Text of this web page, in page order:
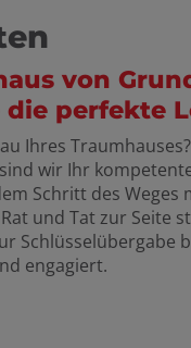
von
die perfekte
Ihres
wir Ihr
Schritt des Weges
und Tat zur Seite
Schlüsselübergabe
engagiert.